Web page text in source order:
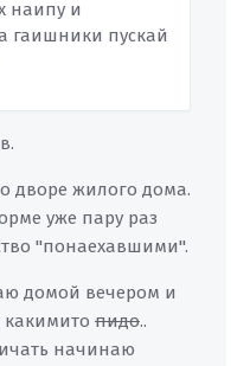
наипу и
гаишники пускай
дворе жилого дома.
уже пару раз
"понаехавшими".
домой вечером и
какимито пидо..
начинаю